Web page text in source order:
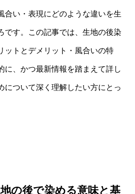
合い・表現にどのような違いを生
です。この記事では、生地の後染
ットとデメリット・風合いの特
に、かつ最新情報を踏まえて詳し
について深く理解したい方にとっ
の後で染める意味と基